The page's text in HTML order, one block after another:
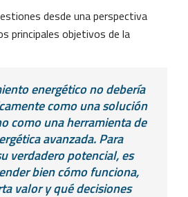
desde una perspectiva
principales objetivos de la
energético no debería
como una solución
como una herramienta de
avanzada. Para
verdadero potencial, es
bien cómo funciona,
valor y qué decisiones